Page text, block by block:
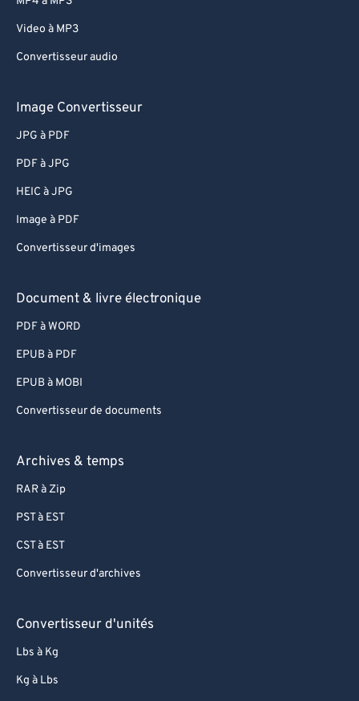
Video à MP3
Convertisseur audio
Image Convertisseur
JPG à PDF
PDF à JPG
HEIC à JPG
Image à PDF
Convertisseur d'images
Document & livre électronique
PDF à WORD
EPUB à PDF
EPUB à MOBI
Convertisseur de documents
Archives & temps
RAR à Zip
PST à EST
CST à EST
Convertisseur d'archives
Convertisseur d'unités
Lbs à Kg
Kg à Lbs